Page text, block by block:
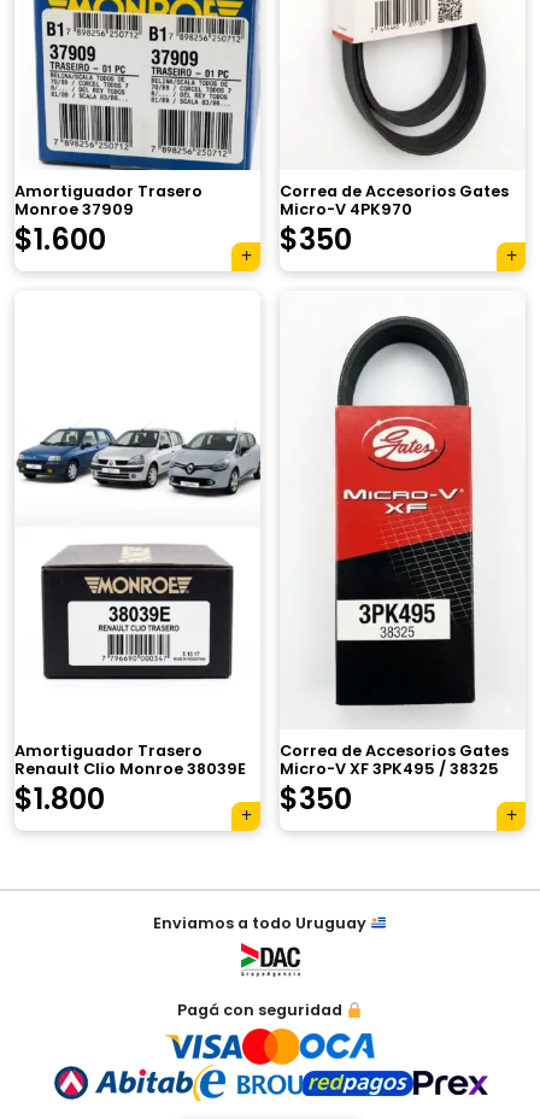
Amortiguador Trasero
Monroe 37909
El
precio
$1.600
precio
Correa de Accesorios Gates
Micro-V 4PK970
El
precio
original
$550.
$350
precio
actual
es:
$350.
Amortiguador Trasero
Renault Clio Monroe 38039E
El
precio
original
$1.800
precio
actual
Correa de Accesorios Gates
Micro-V XF 3PK495 / 38325
El
precio
original
era:
$500.
$350
precio
actual
es:
NavegaciónEnviamos a todo Uruguay
Pagá con seguridad
×
Tu carrito está vacío.
automáticamente.